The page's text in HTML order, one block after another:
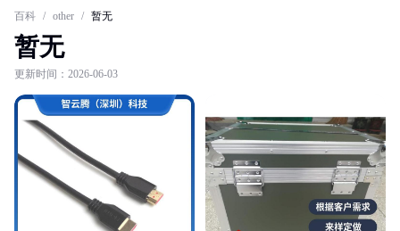
百科 / other / 暂无
暂无
更新时间：2026-06-03